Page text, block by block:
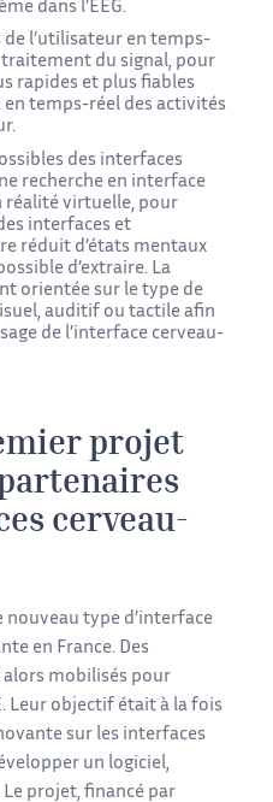
dans l’EEG.
de l’utilisateur en temps-
traitement du signal, pour
rapides et plus fiables
en temps-réel des activités
des interfaces
recherche en interface
réalité virtuelle, pour
interfaces et
réduit d’états mentaux
d’extraire. La
orientée sur le type de
auditif ou tactile afin
de l’interface cerveau-
projet
cerveau-
nouveau type d’interface
en France. Des
alors mobilisés pour
Leur objectif était à la fois
sur les interfaces
un logiciel,
projet, financé par